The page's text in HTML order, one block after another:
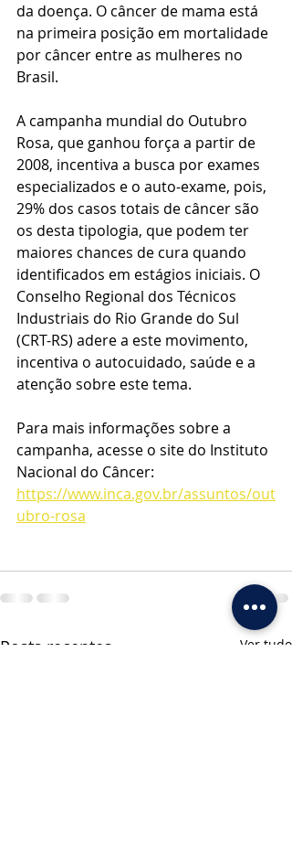
da doença. O câncer de mama está
na primeira posição em mortalidade
por câncer entre as mulheres no
Brasil.
A campanha mundial do Outubro
Rosa, que ganhou força a partir de
2008, incentiva a busca por exames
especializados e o auto-exame, pois,
29% dos casos totais de câncer são
os desta tipologia, que podem ter
maiores chances de cura quando
identificados em estágios iniciais. O
Conselho Regional dos Técnicos
Industriais do Rio Grande do Sul
(CRT-RS) adere a este movimento,
incentiva o autocuidado, saúde e a
atenção sobre este tema.
Para mais informações sobre a
campanha, acesse o site do Instituto
Nacional do Câncer:
https://www.inca.gov.br/assuntos/out
ubro-rosa
Posts recentes Ver tudo